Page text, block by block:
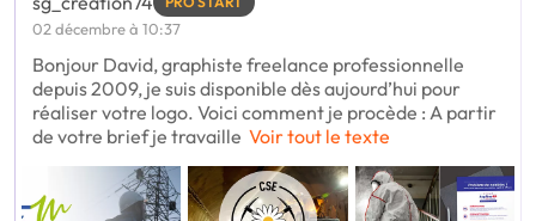
02 décembre à 10:37
Bonjour David, graphiste freelance professionnelle
depuis 2009, je suis disponible dès aujourd’hui pour
réaliser votre logo. Voici comment je procède : A partir
de votre brief je travaille Voir tout le texte